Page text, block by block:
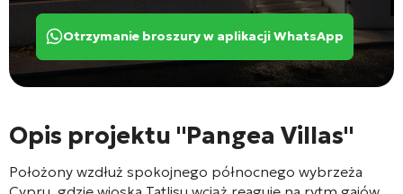
Otrzymanie broszury w aplikacji WhatsApp
Opis projektu "Pangea Villas"
Położony wzdłuż spokojnego północnego wybrzeża